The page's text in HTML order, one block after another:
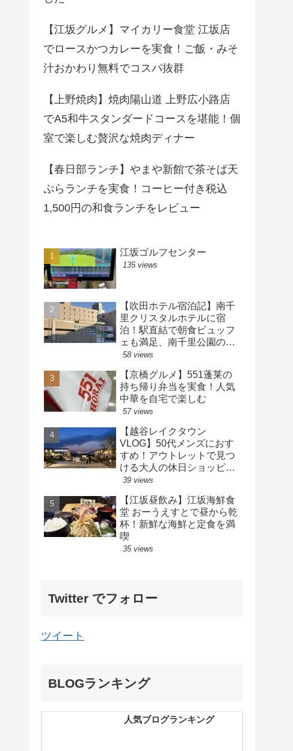
【江坂グルメ】マイカリー食堂 江坂店
でロースかつカレーを実食！ご飯・みそ
汁おかわり無料でコスパ抜群
【上野焼肉】焼肉陽山道 上野広小路店
でA5和牛スタンダードコースを堪能！個
室で楽しむ贅沢な焼肉ディナー
【春日部ランチ】やまや新館で茶そば天
ぷらランチを実食！コーヒー付き税込
1,500円の和食ランチをレビュー
江坂ゴルフセンター
135 views
【吹田ホテル宿泊記】南千
里クリスタルホテルに宿
泊！駅直結で朝食ビュッフ
ェも満足、南千里公園の散
策も楽しめるホテル
58 views
【京橋グルメ】551蓬莱の
持ち帰り弁当を実食！人気
中華を自宅で楽しむ
57 views
【越谷レイクタウン
VLOG】50代メンズにおす
すめ！アウトレットで見つ
ける大人の休日ショッピン
グ
39 views
【江坂昼飲み】江坂海鮮食
堂 おーうえすとで昼から乾
杯！新鮮な海鮮と定食を満
喫
35 views
Twitter でフォロー
ツイート
BLOGランキング
人気ブログランキング